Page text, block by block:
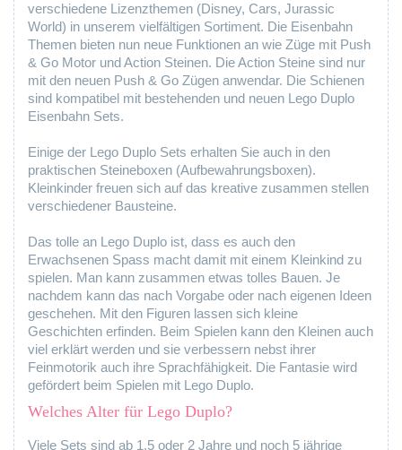
verschiedene Lizenzthemen (Disney, Cars, Jurassic
World) in unserem vielfältigen Sortiment. Die Eisenbahn
Themen bieten nun neue Funktionen an wie Züge mit Push
& Go Motor und Action Steinen. Die Action Steine sind nur
mit den neuen Push & Go Zügen anwendar. Die Schienen
sind kompatibel mit bestehenden und neuen Lego Duplo
Eisenbahn Sets.
Einige der Lego Duplo Sets erhalten Sie auch in den
praktischen Steineboxen (Aufbewahrungsboxen).
Kleinkinder freuen sich auf das kreative zusammen stellen
verschiedener Bausteine.
Das tolle an Lego Duplo ist, dass es auch den
Erwachsenen Spass macht damit mit einem Kleinkind zu
spielen. Man kann zusammen etwas tolles Bauen. Je
nachdem kann das nach Vorgabe oder nach eigenen Ideen
geschehen. Mit den Figuren lassen sich kleine
Geschichten erfinden. Beim Spielen kann den Kleinen auch
viel erklärt werden und sie verbessern nebst ihrer
Feinmotorik auch ihre Sprachfähigkeit. Die Fantasie wird
gefördert beim Spielen mit Lego Duplo.
Welches Alter für Lego Duplo?
Viele Sets sind ab 1.5 oder 2 Jahre und noch 5 jährige